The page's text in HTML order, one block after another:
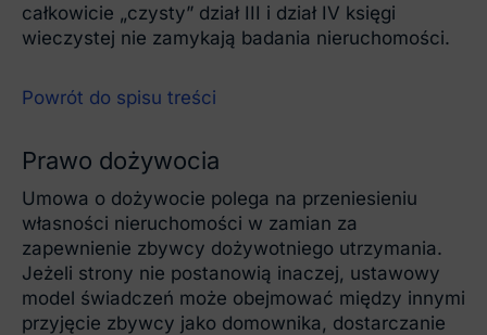
całkowicie „czysty” dział III i dział IV księgi
wieczystej nie zamykają badania nieruchomości.
Powrót do spisu treści
Prawo dożywocia
Umowa o dożywocie polega na przeniesieniu
własności nieruchomości w zamian za
zapewnienie zbywcy dożywotniego utrzymania.
Jeżeli strony nie postanowią inaczej, ustawowy
model świadczeń może obejmować między innymi
przyjęcie zbywcy jako domownika, dostarczanie